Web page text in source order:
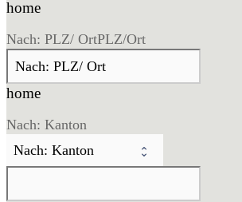
home
Nach: PLZ/ OrtPLZ/Ort
home
Nach: Kanton